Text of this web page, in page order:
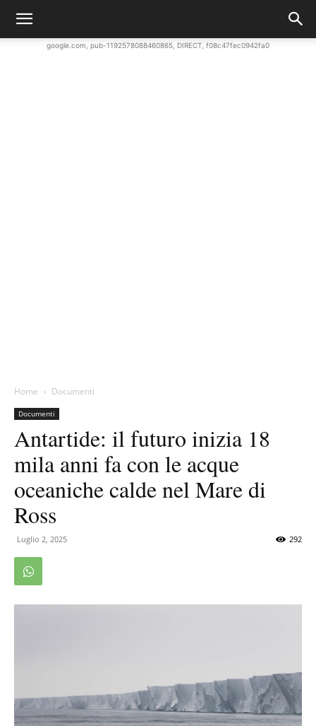
google.com, pub-1192578088460865, DIRECT, f08c47fec0942fa0
Home Documenti
Documenti
Antartide: il futuro inizia 18
mila anni fa con le acque
oceaniche calde nel Mare di
Ross
Luglio 2, 2025 292